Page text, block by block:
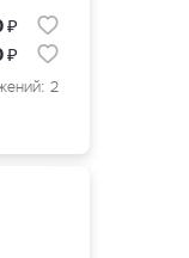
₽
₽
2